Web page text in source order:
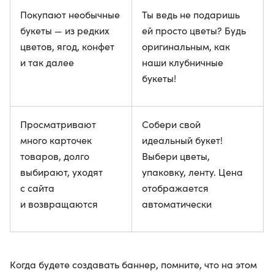
Покупают необычные
букеты — из редких
цветов, ягод, конфет
и так далее
Ты ведь не подаришь
ей просто цветы? Будь
оригинальным, как
наши клубничные
букеты!
Просматривают
много карточек
товаров, долго
выбирают, уходят
с сайта
и возвращаются
Собери свой
идеальный букет!
Выбери цветы,
упаковку, ленту. Цена
отображается
автоматически
Когда будете создавать баннер, помните, что на этом